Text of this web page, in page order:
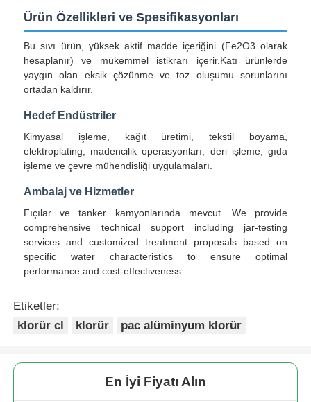
Gıda Katkı Maddeleri
Metalurji Kimyasalları
Elektronik hammaddesi
Su Arıtma Ajanları
Günlük Kullanım Kimyasal
Ürün Özellikleri ve Spesifikasyonları
Bu sıvı ürün, yüksek aktif madde içeriğini (Fe2O3 olarak
hesaplanır) ve mükemmel istikrarı içerir.Katı ürünlerde
yaygın olan eksik çözünme ve toz oluşumu sorunlarını
ortadan kaldırır.
Hedef Endüstriler
Kimyasal işleme, kağıt üretimi, tekstil boyama,
elektroplating, madencilik operasyonları, deri işleme, gıda
işleme ve çevre mühendisliği uygulamaları.
Ambalaj ve Hizmetler
Fıçılar ve tanker kamyonlarında mevcut. We provide
comprehensive technical support including jar-testing
services and customized treatment proposals based on
specific water characteristics to ensure optimal
performance and cost-effectiveness.
Etiketler:
klorür cl
klorür pac alüminyum klorür
En İyi Fiyatı Alın